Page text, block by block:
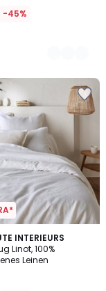
-45%
INTERIEURS
Linot, 100%
Leinen